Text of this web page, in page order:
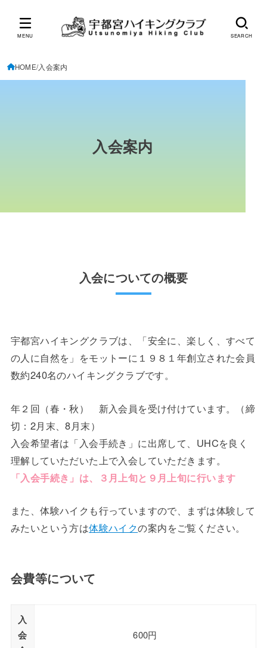
SEARCH
MENU
HOME 入会案内
入会案内
入会についての概要
宇都宮ハイキングクラブは、「安全に、楽しく、すべて
の人に自然を」をモットーに１９８１年創立された会員
数約240名のハイキングクラブです。
年２回（春・秋） 新入会員を受け付けています。（締
切：2月末、8月末）
入会希望者は「入会手続き」に出席して、UHCを良く
理解していただいた上で入会していただきます。
「入会手続き」は、３月上旬と９月上旬に行います
また、体験ハイクも行っていますので、まずは体験して
みたいという方は体験ハイクの案内をご覧ください。
会費等について
入
会
600円